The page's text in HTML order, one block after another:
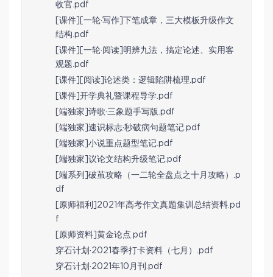
收官.pdf
[课件][一轮·写作]下笔成章，三大模板升级作文
结构.pdf
[课件][一轮·阅读]明辨九法，搞定论述、实用客
观题.pdf
[课件][阅读]论述类：逻辑陷阱梳理.pdf
[课件]开学典礼暨课程导学.pdf
[端独家]诗歌·三象题手写版.pdf
[端独家]速识标志·秒破病句题笔记.pdf
[端独家]小说重点题型笔记.pdf
[端独家]议论文结构升级笔记.pdf
[端系列]破茧攻略（一二轮全盘点之十月攻略）.p
df
[原师福利]2021年高考作文真题集训总结资料.pd
f
[原师资料]黄金论点.pdf
穿石计划·2021春季打卡资料（七月）.pdf
穿石计划·2021年10月刊.pdf